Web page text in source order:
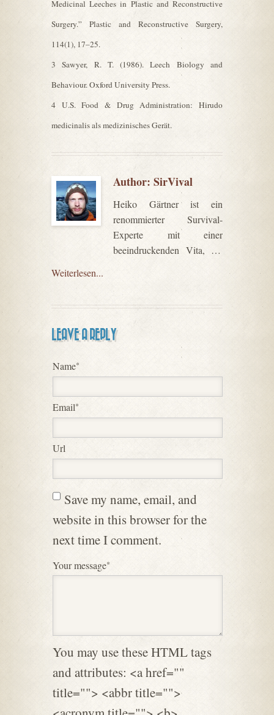
Medicinal Leeches in Plastic and Reconstructive
Surgery.” Plastic and Reconstructive Surgery,
114(1), 17–25.
3 Sawyer, R. T. (1986). Leech Biology and
Behaviour. Oxford University Press.
4 U.S. Food & Drug Administration: Hirudo
medicinalis als medizinisches Gerät.
Author: SirVival
Heiko Gärtner ist ein
renommierter Survival-
Experte mit einer
beeindruckenden Vita, die
den letzten zwei
Jahrzehnten intensiv mit den
Themen Wildnis, Survival
und Natur verbundenem
Ausbildungen und
Wildnispädagoge und hat
eine Ausbildung zum
Survival-Trainer und
Wildnislehrer innerhalb von
fünfjahren durchlaufen.
Höhlenrettung. Sein Wissen
wurde auch außerhalb der
Fachkreise anerkannt:
Heiko arbeitet regelmäßig
als Berater hinter den
Kulissen von bekannten
Weiterlesen...
LEAVE A REPLY
Name*
Email*
Url
Save my name, email, and
website in this browser for the
next time I comment.
Your message*
You may use these HTML tags
and attributes: <a href=""
title=""> <abbr title="">